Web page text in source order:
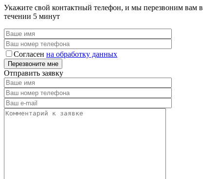
Укажите свой контактный телефон, и мы перезвоним вам в
течении 5 минут
Согласен на обработку данных
Отправить заявку